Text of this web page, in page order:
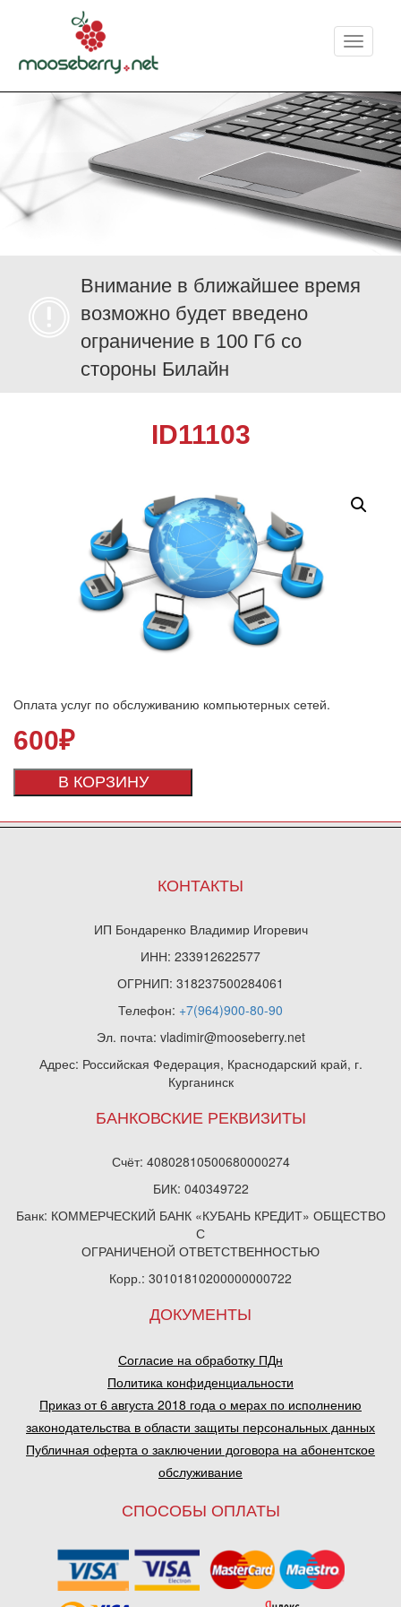
Меню
Внимание в ближайшее время
возможно будет введено
ограничение в 100 Гб со
стороны Билайн
ID11103
Оплата услуг по обслуживанию компьютерных сетей.
600₽
В КОРЗИНУ
КОНТАКТЫ
ИП Бондаренко Владимир Игоревич
ИНН: 233912622577
ОГРНИП: 318237500284061
Телефон: +7(964)900-80-90
Эл. почта: vladimir@mooseberry.net
Адрес: Российская Федерация, Краснодарский край, г.
Курганинск
БАНКОВСКИЕ РЕКВИЗИТЫ
Счёт: 40802810500680000274
БИК: 040349722
Банк: КОММЕРЧЕСКИЙ БАНК «КУБАНЬ КРЕДИТ» ОБЩЕСТВО
С
ОГРАНИЧЕНОЙ ОТВЕТСТВЕННОСТЬЮ
Корр.: 30101810200000000722
ДОКУМЕНТЫ
Согласие на обработку ПДн
Политика конфиденциальности
Приказ от 6 августа 2018 года о мерах по исполнению
законодательства в области защиты персональных данных
Публичная оферта о заключении договора на абонентское
обслуживание
СПОСОБЫ ОПЛАТЫ